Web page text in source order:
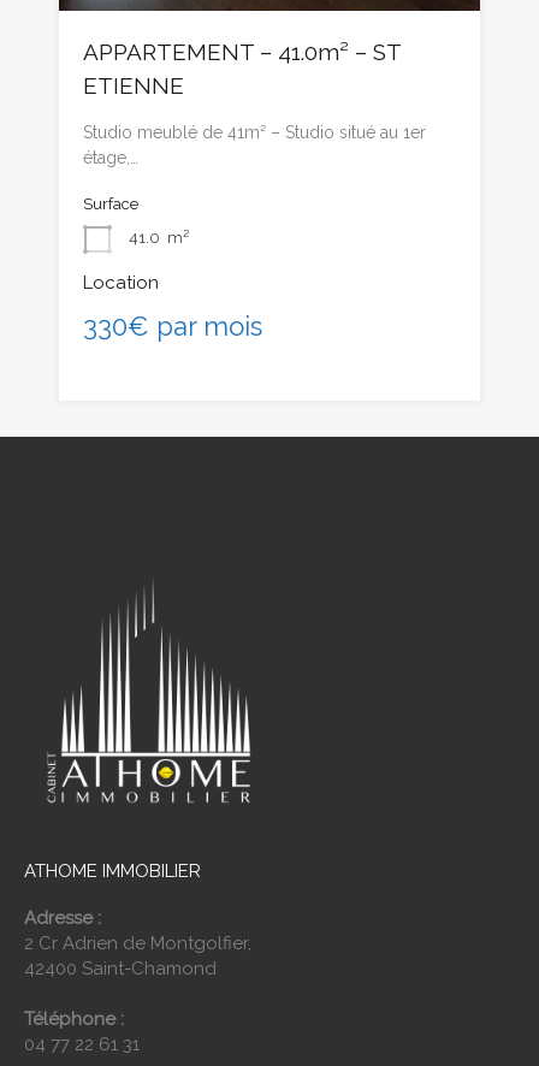
APPARTEMENT – 41.0m² – ST
ETIENNE
Studio meublé de 41m² – Studio situé au 1er
étage,…
Surface
41.0 m²
Location
330€ par mois
ATHOME IMMOBILIER
Adresse :
2 Cr Adrien de Montgolfier,
42400 Saint-Chamond
Téléphone :
04 77 22 61 31